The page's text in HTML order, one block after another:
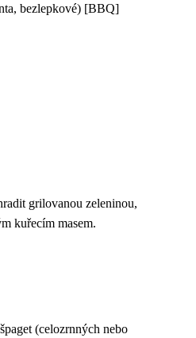
bezlepkové) [BBQ]
grilovanou zeleninou,
kuřecím masem.
(celozrnných nebo